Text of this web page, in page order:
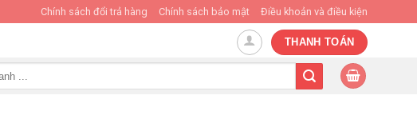
Chính sách đổi trả hàng Chính sách bảo mật Điều khoản và điều kiện
THANH TOÁN